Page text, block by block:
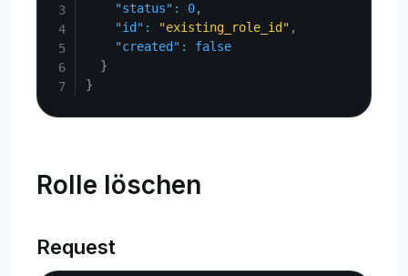
"status" : 0,
"id" : "existing_role_id" ,
"created" :
false
}
}
Rolle löschen
Request